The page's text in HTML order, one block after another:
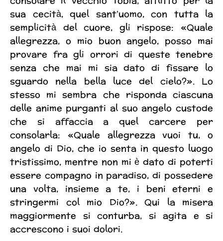
sua cecità, quel sant’uomo, con tutta la
semplicità del cuore, gli rispose: «Quale
allegrezza, o mio buon angelo, posso mai
provare fra gli orrori di queste tenebre
senza che mai mi sia dato di fissare lo
sguardo nella bella luce del cielo?». Lo
stesso mi sembra che risponda ciascuna
delle anime purganti al suo angelo custode
che si affaccia a quel carcere per
consolarla: «Quale allegrezza vuoi tu, o
angelo di Dio, che io senta in questo luogo
tristissimo, mentre non mi è dato di poterti
essere compagno in paradiso, di possedere
una volta, insieme a te, i beni eterni e
stringermi col mio Dio?». Qui la misera
maggiormente si conturba, si agita e si
accrescono i suoi dolori.